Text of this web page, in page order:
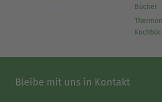
Bücher
Bleibe mit uns in Kontakt